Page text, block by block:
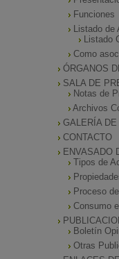
Funciones
Listado de
Listado
Como
ÓRGANOS
SALA DE
Notas de
Archivos
GALERÍA
CONTACTO
ENVASADO
Tipos de
Proceso
Consumo
Boletín
Otras